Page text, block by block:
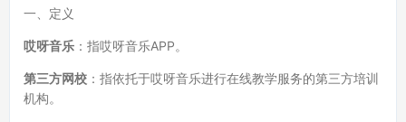
一、定义
哎呀音乐 ：指哎呀音乐APP。
第三方网校 ：指依托于哎呀音乐进行在线教学服务的第三方培训
机构。